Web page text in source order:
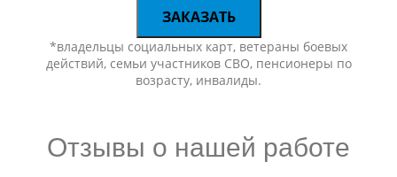
ЗАКАЗАТЬ
*владельцы социальных карт, ветераны боевых
действий, семьи участников СВО, пенсионеры по
возрасту, инвалиды.
Отзывы о нашей работе